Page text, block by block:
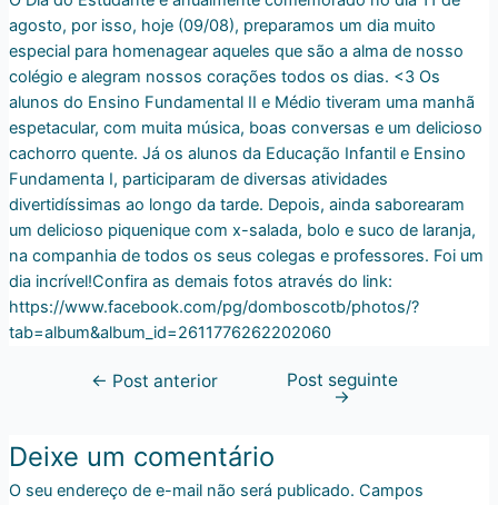
agosto, por isso, hoje (09/08), preparamos um dia muito
especial para homenagear aqueles que são a alma de nosso
colégio e alegram nossos corações todos os dias. <3 Os
alunos do Ensino Fundamental II e Médio tiveram uma manhã
espetacular, com muita música, boas conversas e um delicioso
cachorro quente. Já os alunos da Educação Infantil e Ensino
Fundamenta I, participaram de diversas atividades
divertidíssimas ao longo da tarde. Depois, ainda saborearam
um delicioso piquenique com x-salada, bolo e suco de laranja,
na companhia de todos os seus colegas e professores. Foi um
dia incrível!Confira as demais fotos através do link:
https://www.facebook.com/pg/domboscotb/photos/?
tab=album&album_id=2611776262202060
← Post anterior Post seguinte
→
Deixe um comentário
O seu endereço de e-mail não será publicado. Campos